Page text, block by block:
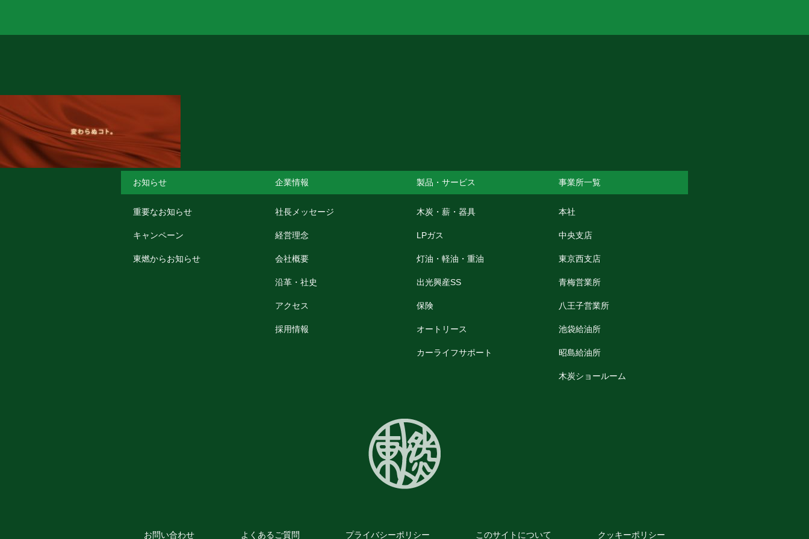
お知らせ
重要なお知らせ
キャンペーン
東燃からお知らせ
企業情報
社長メッセージ
経営理念
会社概要
沿革・社史
アクセス
採用情報
製品・サービス
木炭・薪・器具
LPガス
灯油・軽油・重油
出光興産SS
保険
オートリース
カーライフサポート
事業所一覧
本社
中央支店
東京西支店
青梅営業所
八王子営業所
池袋給油所
昭島給油所
木炭ショールーム
お問い合わせ よくあるご質問 プライバシーポリシー このサイトについて クッキーポリシー